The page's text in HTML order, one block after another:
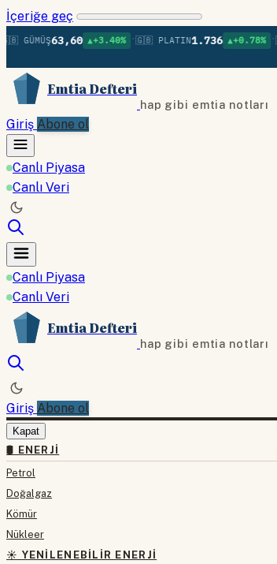
İçeriğe geç
63,60 ▲+3.40% •🇬🇧 PLATIN1.736 ▲+0.78% •🇬🇧
Emtia Defteri
hap gibi emtia notları
Giriş Abone ol
Canlı Piyasa
Canlı Veri
Canlı Piyasa
Canlı Veri
Emtia Defteri
hap gibi emtia notları
Giriş Abone ol
Kapat
🛢 ENERJI
Petrol
Doğalgaz
Kömür
Nükleer
☀️ YENILENEBILIR ENERJI